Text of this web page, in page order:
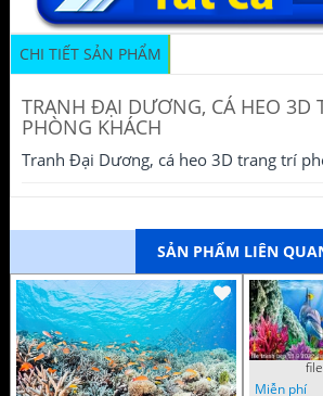
CHI TIẾT SẢN PHẨM
TRANH ĐẠI DƯƠNG, CÁ HEO 3D
PHÒNG KHÁCH
Tranh Đại Dương, cá heo 3D trang trí
SẢN PHẨM LIÊN
Miễn phí